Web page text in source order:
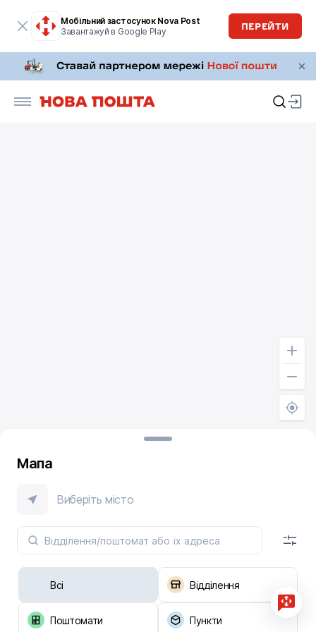
Мобільний застосунок Nova Post
Завантажуй в Google Play
ПЕРЕЙТИ
Мапа
Виберіть місто
Всі Відділення
Поштомати Пункти